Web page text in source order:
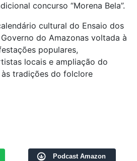
concurso “Morena Bela”.
cultural do Ensaio dos
do Amazonas voltada à
populares,
locais e ampliação do
tradições do folclore
Podcast Amazon